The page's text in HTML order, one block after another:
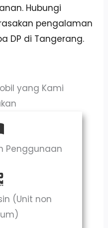
Hubungi
pengalaman
DP di Tangerang.
yang Kami
Penggunaan
(Unit non